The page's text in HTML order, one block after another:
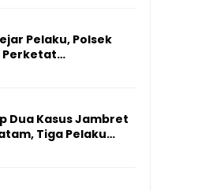
Pelaku, Polsek
Perketat
Pengepul Barang
Dua Kasus Jambret
Tiga Pelaku